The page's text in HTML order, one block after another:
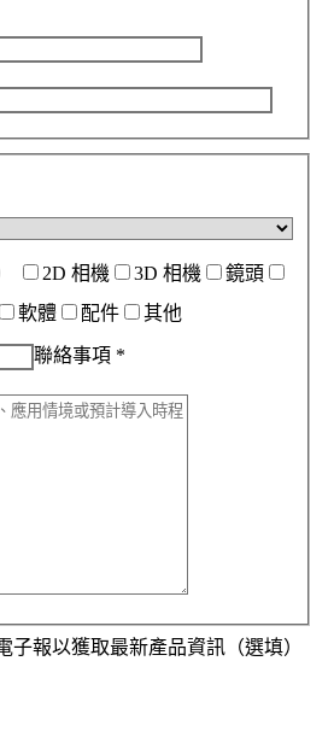
2D 相機 3D 相機
鏡頭
軟體 配件 其他
聯絡事項 *
子報以獲取最新產品資訊（選填）